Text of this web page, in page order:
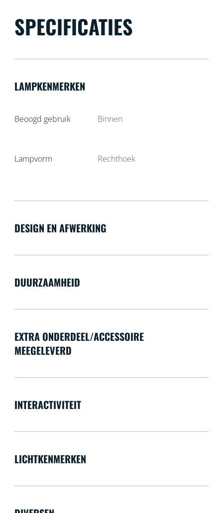
SPECIFICATIES
LAMPKENMERKEN
Beoogd gebruik Binnen
Lampvorm Rechthoek
DESIGN EN AFWERKING
DUURZAAMHEID
EXTRA ONDERDEEL/ACCESSOIRE
MEEGELEVERD
INTERACTIVITEIT
LICHTKENMERKEN